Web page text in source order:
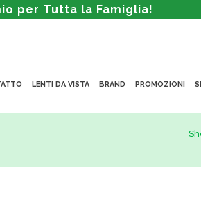
per Tutta la Famiglia!
LENTI DA VISTA BRAND PROMOZIONI